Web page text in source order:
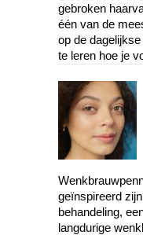
gebroken
één van de
op de
te leren hoe je
geïnspireerd
behandeling,
langdurige